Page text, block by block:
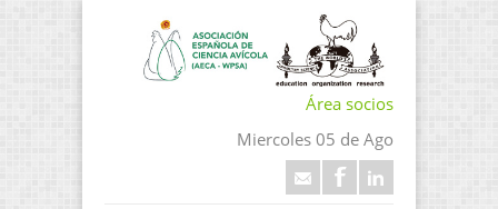
Área socios
Miercoles 05 de Ago